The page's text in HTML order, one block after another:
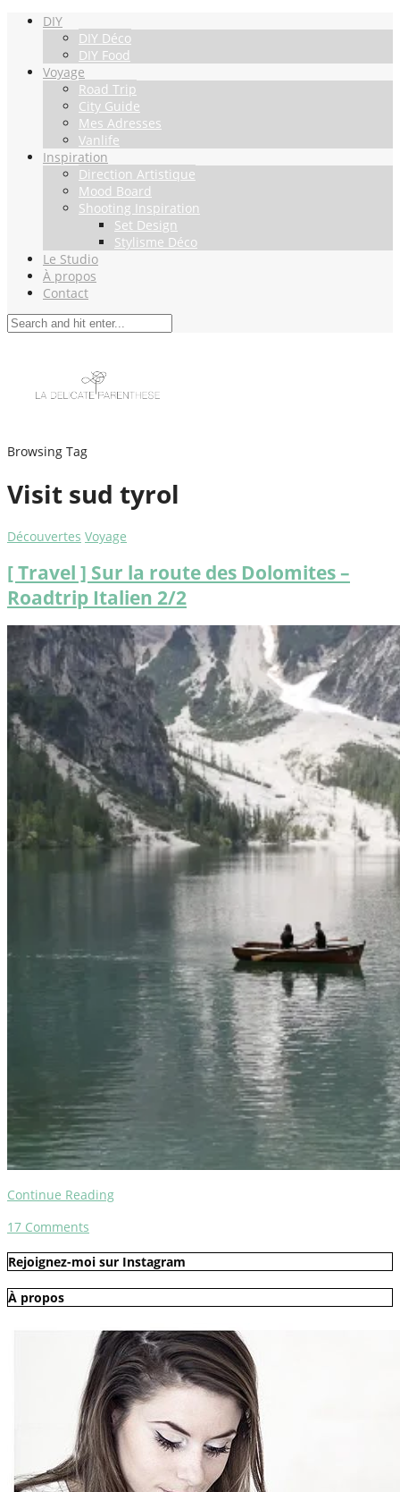
DIY
DIY Déco
DIY Food
Voyage
Road Trip
City Guide
Mes Adresses
Vanlife
Inspiration
Direction Artistique
Mood Board
Shooting Inspiration
Set Design
Stylisme Déco
Le Studio
À propos
Contact
Browsing Tag
Visit sud tyrol
Découvertes Voyage
[ Travel ] Sur la route des Dolomites –
Roadtrip Italien 2/2
Continue Reading
17 Comments
Rejoignez-moi sur Instagram
À propos